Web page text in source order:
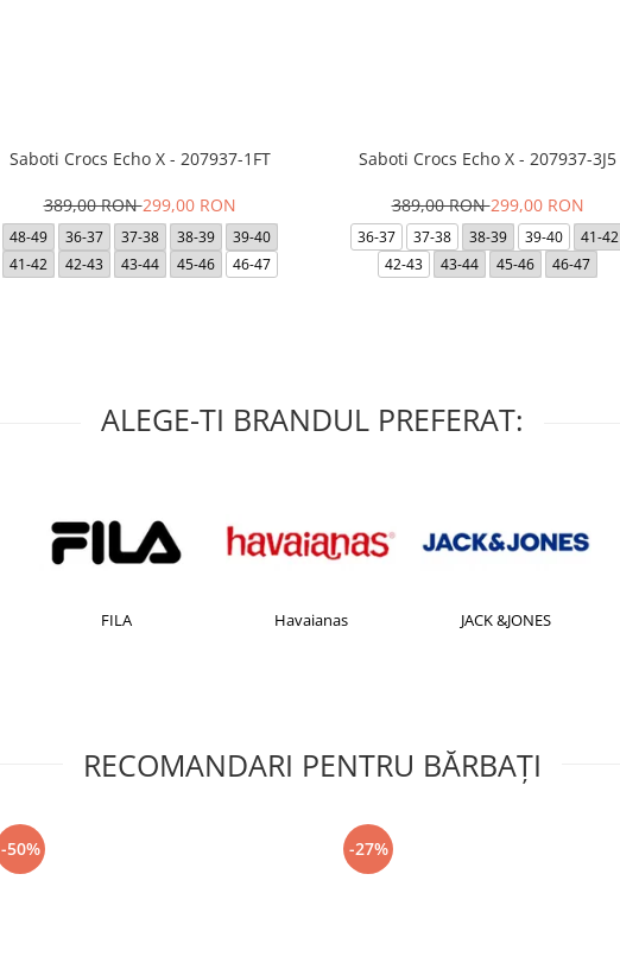
Saboti Crocs Echo X - 207937-1FT
389,00 RON299,00 RON
48-49 36-37 37-38 38-39
39-40
41-42
42-43 43-44 45-46 46-47
Saboti Crocs Echo X - 207937-3J5
389,00 RON299,00 RON
36-37 37-38 38-39 39-40
41-42
42-43
43-44 45-46 46-47
ALEGE-TI BRANDUL PREFERAT:
FILA Havaianas JACK &JONES
RECOMANDARI PENTRU BĂRBAŢI
-50% -27%